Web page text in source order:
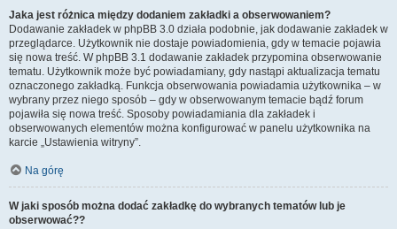
Jaka jest różnica między dodaniem zakładki a obserwowaniem?
Dodawanie zakładek w phpBB 3.0 działa podobnie, jak dodawanie zakładek w
przeglądarce. Użytkownik nie dostaje powiadomienia, gdy w temacie pojawia
się nowa treść. W phpBB 3.1 dodawanie zakładek przypomina obserwowanie
tematu. Użytkownik może być powiadamiany, gdy nastąpi aktualizacja tematu
oznaczonego zakładką. Funkcja obserwowania powiadamia użytkownika – w
wybrany przez niego sposób – gdy w obserwowanym temacie bądź forum
pojawiła się nowa treść. Sposoby powiadamiania dla zakładek i
obserwowanych elementów można konfigurować w panelu użytkownika na
karcie „Ustawienia witryny”.
Na górę
W jaki sposób można dodać zakładkę do wybranych tematów lub je
obserwować??